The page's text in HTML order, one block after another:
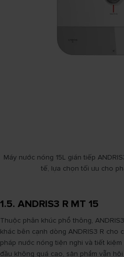
Máy nước nóng 15L gián tiếp
tế, lựa chọn tối ưu cho
1.5. ANDRIS3 R MT 15
Thuộc phân khúc phổ thông,
khác bên cạnh dòng ANDRIS3 R cho
pháp nước nóng tiện nghi và tiết
đầu không quá cao, sản phẩm vẫn